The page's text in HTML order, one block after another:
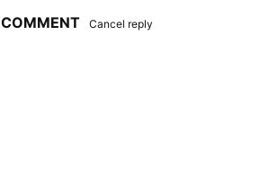
COMMENT Cancel reply